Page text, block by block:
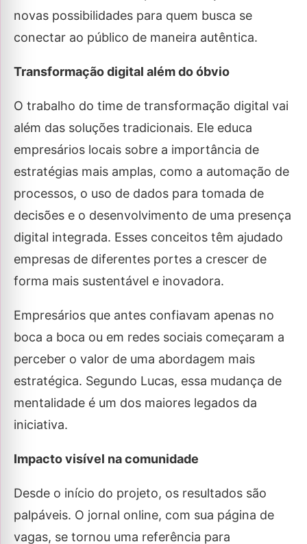
novas possibilidades para quem busca se
conectar ao público de maneira autêntica.
Transformação digital além do óbvio
O trabalho do time de transformação digital vai
além das soluções tradicionais. Ele educa
empresários locais sobre a importância de
estratégias mais amplas, como a automação de
processos, o uso de dados para tomada de
decisões e o desenvolvimento de uma presença
digital integrada. Esses conceitos têm ajudado
empresas de diferentes portes a crescer de
forma mais sustentável e inovadora.
Empresários que antes confiavam apenas no
boca a boca ou em redes sociais começaram a
perceber o valor de uma abordagem mais
estratégica. Segundo Lucas, essa mudança de
mentalidade é um dos maiores legados da
iniciativa.
Impacto visível na comunidade
Desde o início do projeto, os resultados são
palpáveis. O jornal online, com sua página de
vagas, se tornou uma referência para